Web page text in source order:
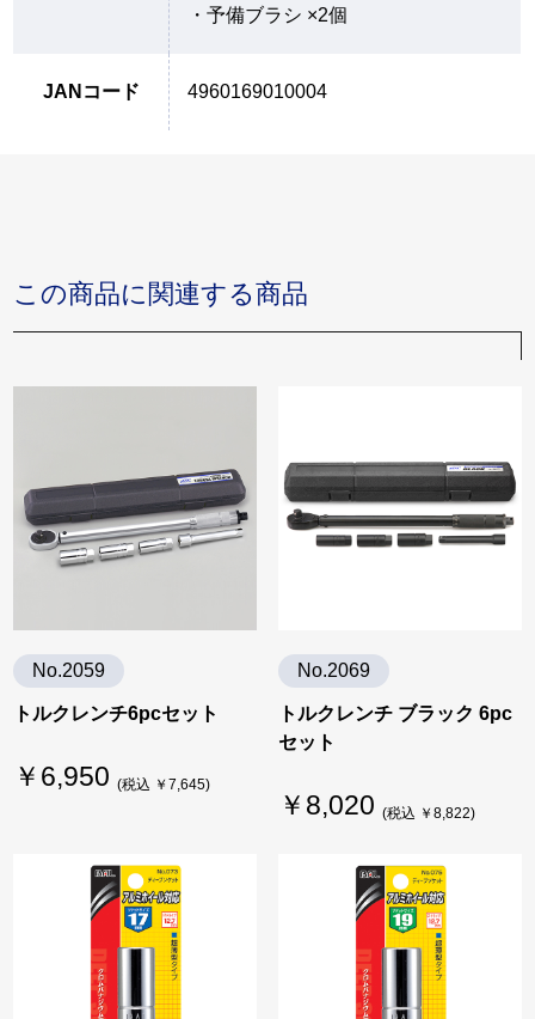
・予備ブラシ ×2個
JANコード 4960169010004
この商品に関連する商品
No.2059
トルクレンチ6pcセット
￥6,950 (税込 ￥7,645)
No.2069
トルクレンチ ブラック 6pc
セット
￥8,020 (税込 ￥8,822)